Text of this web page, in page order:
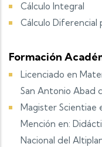
Cálculo Integral
Cálculo Diferencial
Formación
Licenciado en
San Antonio Abad
Magister Scientiae
Mención en:
Nacional del